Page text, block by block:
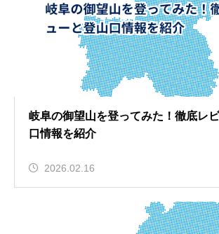
岐阜の御望山を登ってみた！徹底レ
口情報を紹介
2026.02.16